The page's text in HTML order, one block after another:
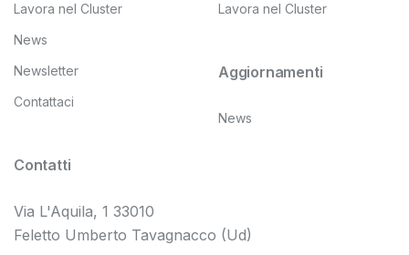
Lavora nel Cluster
News
Newsletter
Contattaci
Lavora nel Cluster
Aggiornamenti
News
Contatti
Via L'Aquila, 1 33010
Feletto Umberto Tavagnacco (Ud)